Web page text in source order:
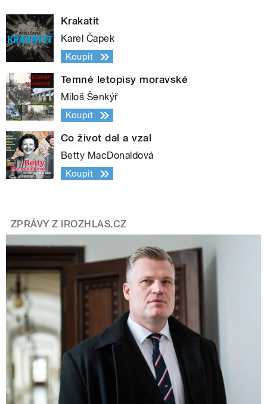
Krakatit
Karel Čapek
Koupit
Temné letopisy moravské
Miloš Šenkýř
Koupit
Co život dal a vzal
Betty MacDonaldová
Koupit
ZPRÁVY Z IROZHLAS.CZ